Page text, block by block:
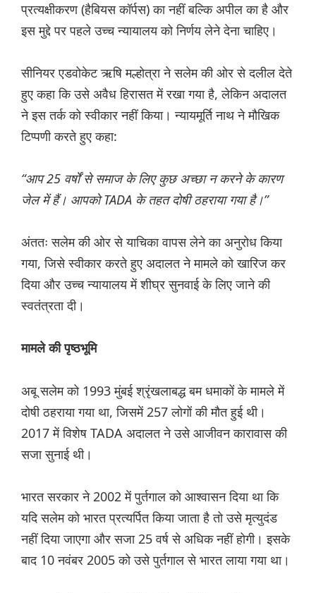
प्रत्यक्षीकरण (हैबियस कॉर्पस) का नहीं बल्कि अपील का है और
इस मुद्दे पर पहले उच्च न्यायालय को निर्णय लेने देना चाहिए।
सीनियर एडवोकेट ऋषि मल्होत्रा ने सलेम की ओर से दलील देते
हुए कहा कि उसे अवैध हिरासत में रखा गया है, लेकिन अदालत
ने इस तर्क को स्वीकार नहीं किया। न्यायमूर्ति नाथ ने मौखिक
टिप्पणी करते हुए कहा:
“आप 25 वर्षों से समाज के लिए कुछ अच्छा न करने के कारण
जेल में हैं। आपको TADA के तहत दोषी ठहराया गया है।”
अंततः सलेम की ओर से याचिका वापस लेने का अनुरोध किया
गया, जिसे स्वीकार करते हुए अदालत ने मामले को खारिज कर
दिया और उच्च न्यायालय में शीघ्र सुनवाई के लिए जाने की
स्वतंत्रता दी।
मामले की पृष्ठभूमि
अबू सलेम को 1993 मुंबई श्रृंखलाबद्ध बम धमाकों के मामले में
दोषी ठहराया गया था, जिसमें 257 लोगों की मौत हुई थी।
2017 में विशेष TADA अदालत ने उसे आजीवन कारावास की
सजा सुनाई थी।
भारत सरकार ने 2002 में पुर्तगाल को आश्वासन दिया था कि
यदि सलेम को भारत प्रत्यर्पित किया जाता है तो उसे मृत्युदंड
नहीं दिया जाएगा और सजा 25 वर्ष से अधिक नहीं होगी। इसके
बाद 10 नवंबर 2005 को उसे पुर्तगाल से भारत लाया गया था।